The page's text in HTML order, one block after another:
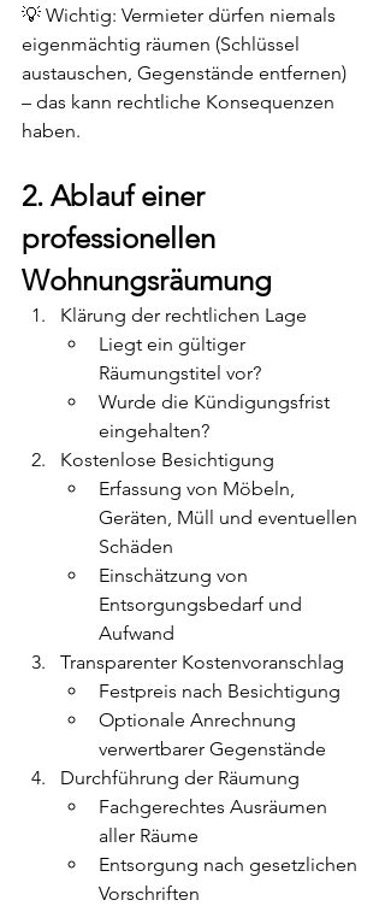
💡 Wichtig: Vermieter dürfen niemals
eigenmächtig räumen (Schlüssel
austauschen, Gegenstände entfernen)
– das kann rechtliche Konsequenzen
haben.
2. Ablauf einer
professionellen
Wohnungsräumung
Klärung der rechtlichen Lage
Liegt ein gültiger
Räumungstitel vor?
Wurde die Kündigungsfrist
eingehalten?
Kostenlose Besichtigung
Erfassung von Möbeln,
Geräten, Müll und eventuellen
Schäden
Einschätzung von
Entsorgungsbedarf und
Aufwand
Transparenter Kostenvoranschlag
Festpreis nach Besichtigung
Optionale Anrechnung
verwertbarer Gegenstände
Durchführung der Räumung
Fachgerechtes Ausräumen
aller Räume
Entsorgung nach gesetzlichen
Vorschriften